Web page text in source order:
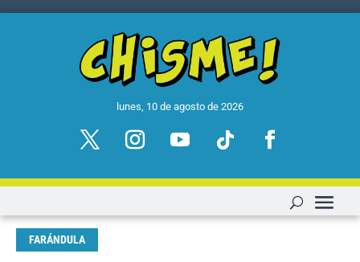
lunes, 10 de agosto de 2026
FARÁNDULA